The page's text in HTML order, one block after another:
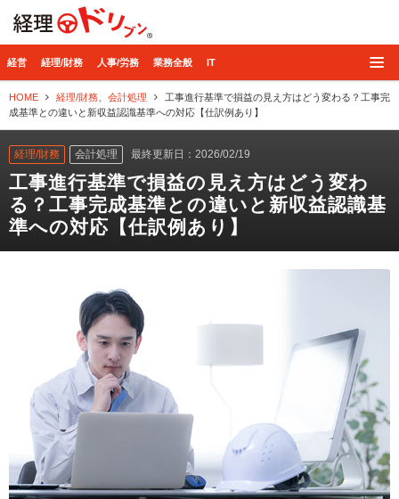
経営 経理/財務 人事/労務 業務全般 IT
HOME 経理/財務 会計処理
工事進行基準で損益の見え方はどう変わる？工事完
成基準との違いと新収益認識基準への対応【仕訳例あり】
経理/財務 会計処理 最終更新日：2026/02/19
工事進行基準で損益の見え方はどう変わ
る？工事完成基準との違いと新収益認識基
準への対応【仕訳例あり】